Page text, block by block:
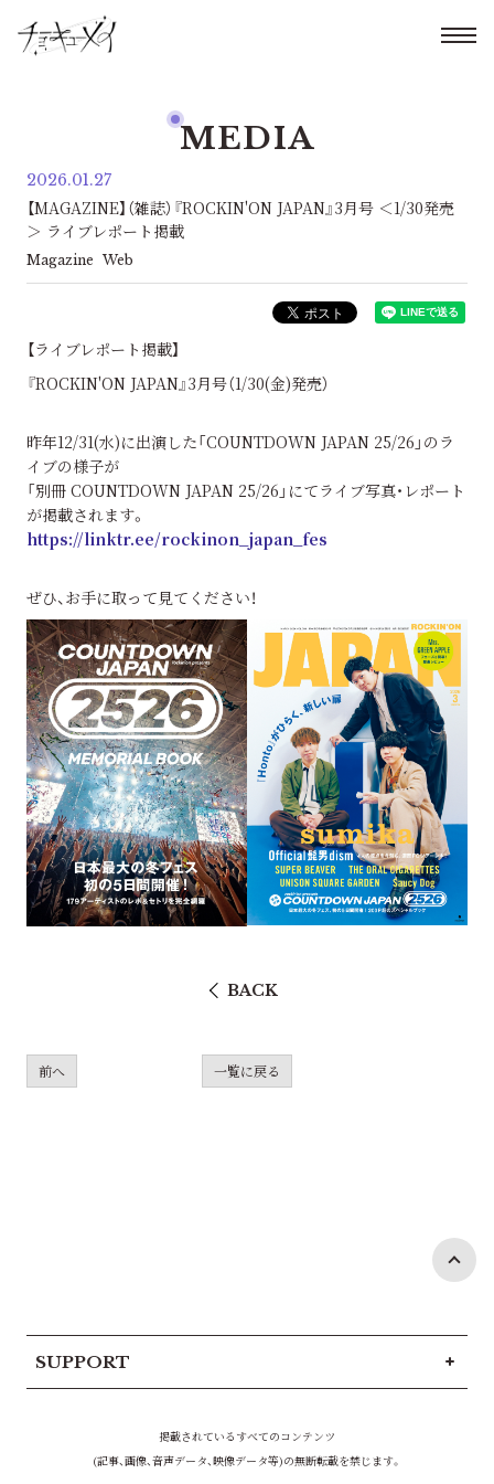
MEDIA
2026.01.27
【MAGAZINE】（雑誌）『ROCKIN'ON JAPAN』3月号 ＜1/30発売
＞ ライブレポート掲載
Magazine Web
【ライブレポート掲載】
『ROCKIN'ON JAPAN』3月号（1/30(金)発売）
昨年12/31(水)に出演した「COUNTDOWN JAPAN 25/26」のラ
イブの様子が
「別冊 COUNTDOWN JAPAN 25/26」にてライブ写真・レポート
が掲載されます。
https://linktr.ee/rockinon_japan_fes
ぜひ、お手に取って見てください！
BACK
前へ 一覧に戻る
SUPPORT
掲載されているすべてのコンテンツ
(記事、画像、音声データ、映像データ等)の無断転載を禁じます。